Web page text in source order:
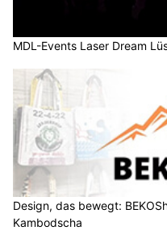
MDL-Events Laser Dream
Design, das bewegt:
Kambodscha